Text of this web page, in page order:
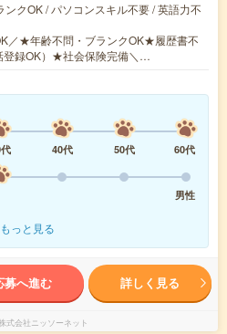
ンクOK / パソコンスキル不要 / 英語力不
／★年齢不問・ブランクOK★履歴書不
登録OK）★社会保険完備＼…
40代 50代
60代
男性
もっと見る
募へ進む 詳しく見る
式会社ニッソーネット